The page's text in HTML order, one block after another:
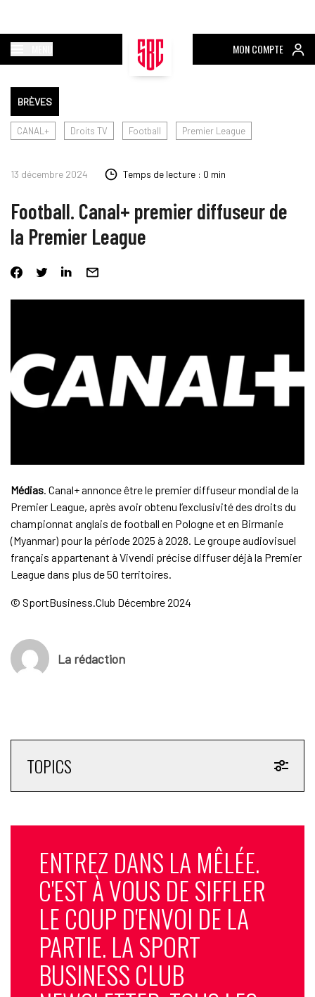
MON COMPTE
BRÈVES
CANAL+ Droits TV Football Premier League
13 décembre 2024 Temps de lecture : 0 min
Football. Canal+ premier diffuseur de
la Premier League
Médias. Canal+ annonce être le premier diffuseur mondial de la
Premier League, après avoir obtenu l’exclusivité des droits du
championnat anglais de football en Pologne et en Birmanie
(Myanmar) pour la période 2025 à 2028. Le groupe audiovisuel
français appartenant à Vivendi précise diffuser déjà la Premier
League dans plus de 50 territoires.
© SportBusiness.Club Décembre 2024
La rédaction
TOPICS
ENTREZ DANS LA MÊLÉE.
C'EST À VOUS DE SIFFLER
LE COUP D'ENVOI DE LA
PARTIE. LA SPORT
BUSINESS CLUB